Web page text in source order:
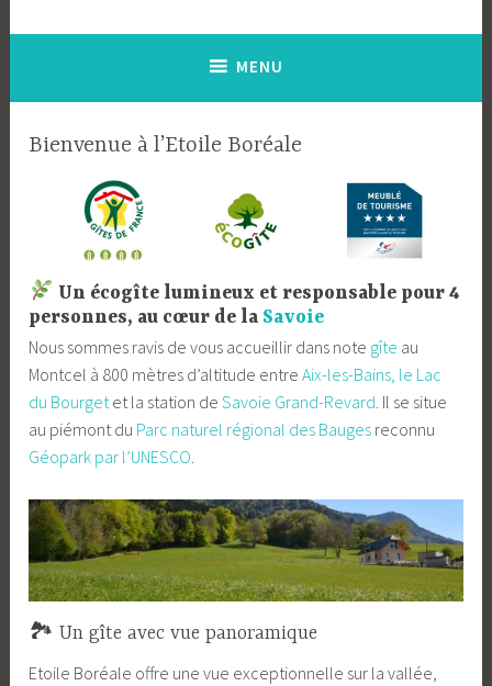
MENU
Bienvenue à l’Etoile Boréale
Un écogîte lumineux et responsable pour 4
personnes, au cœur de la Savoie
Nous sommes ravis de vous accueillir dans note gîte au
Montcel à 800 mètres d’altitude entreAix-les-Bains, le Lac
du Bourgetet la station deSavoie Grand-Revard. Il se situe
au piémont du Parc naturel régional des Bauges reconnu
Géopark par l’UNESCO.
🏞 ️Un gîte avec vue panoramique
Etoile Boréale offre une vue exceptionnelle sur la vallée,